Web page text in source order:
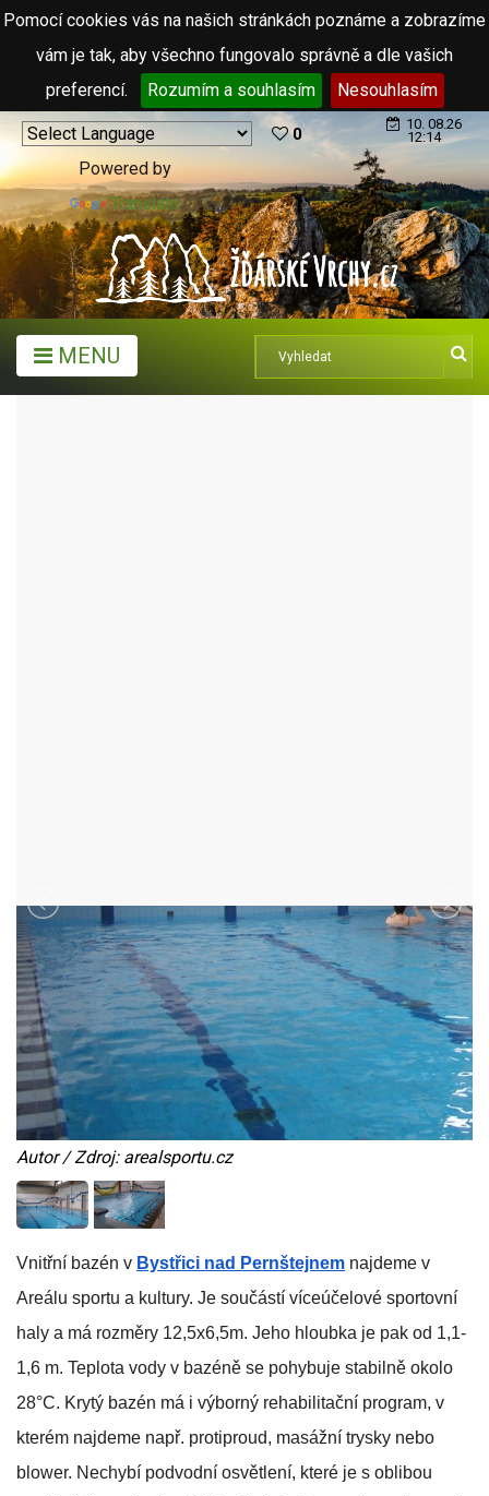
Pomocí cookies vás na našich stránkách poznáme a zobrazíme
vám je tak, aby všechno fungovalo správně a dle vašich
preferencí.
Rozumím a souhlasím Nesouhlasím
Powered by
Translate
0
10. 08.26
12:14
MENU
Autor / Zdroj: arealsportu.cz
Vnitřní bazén v Bystřici nad Pernštejnem najdeme v
Areálu sportu a kultury. Je součástí víceúčelové sportovní
haly a má rozměry 12,5x6,5m. Jeho hloubka je pak od 1,1-
1,6 m. Teplota vody v bazéně se pohybuje stabilně okolo
28°C. Krytý bazén má i výborný rehabilitační program, v
kterém najdeme např. protiproud, masážní trysky nebo
blower. Nechybí podvodní osvětlení, které je s oblibou